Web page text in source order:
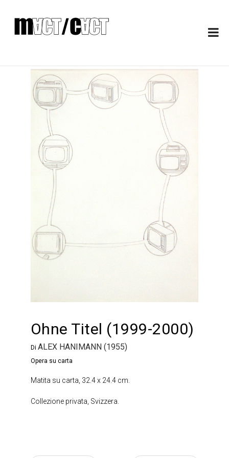
Ohne Titel (1999-2000)
Di ALEX HANIMANN (1955)
Opera su carta
Matita su carta, 32.4 x 24.4 cm.
Collezione privata, Svizzera.